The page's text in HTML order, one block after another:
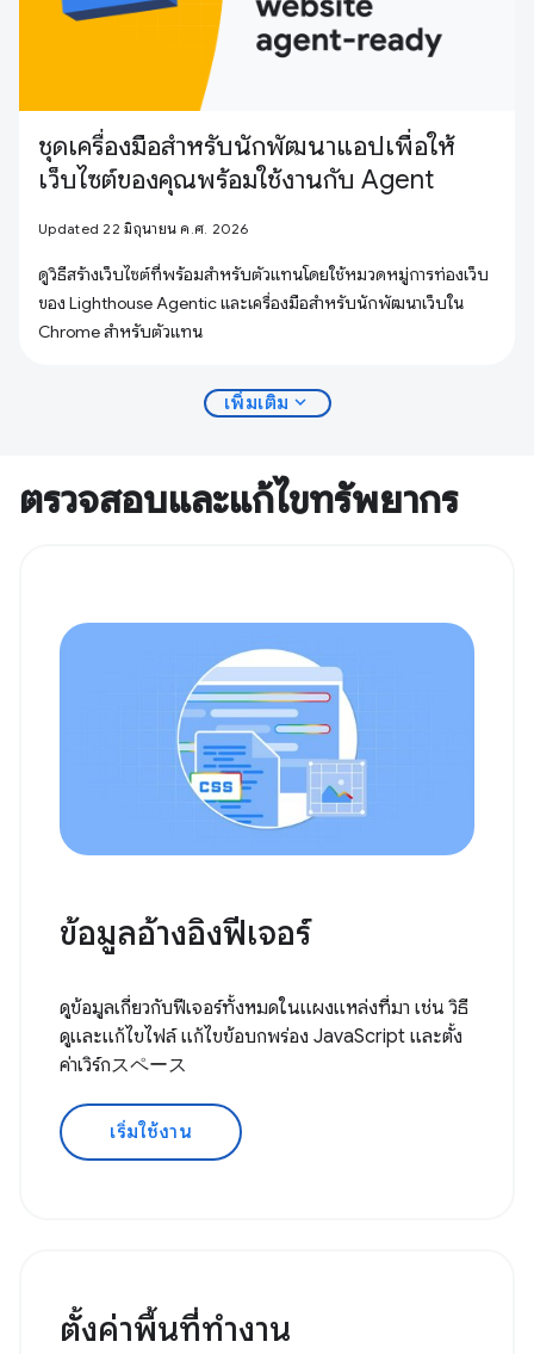
ชุดเครื่องมือสำหรับนักพัฒนาแอปเพื่อให้
เว็บไซต์ของคุณพร้อมใช้งานกับ Agent
Updated 22 มิถุนายน ค.ศ. 2026
ดูวิธีสร้างเว็บไซต์ที่พร้อมสำหรับตัวแทนโดยใช้หมวดหมู่การท่องเว็บ
ของ Lighthouse Agentic และเครื่องมือสำหรับนักพัฒนาเว็บใน
Chrome สำหรับตัวแทน
เพิ่มเติม expand_more
ตรวจสอบและแก้ไขทรัพยากร
ข้อมูลอ้างอิงฟีเจอร์
ดูข้อมูลเกี่ยวกับฟีเจอร์ทั้งหมดในแผงแหล่งที่มา เช่น วิธี
ดูและแก้ไขไฟล์ แก้ไขข้อบกพร่อง JavaScript และตั้ง
ค่าเวิร์กスペース
เริ่มใช้งาน
ตั้งค่าพื้นที่ทํางาน